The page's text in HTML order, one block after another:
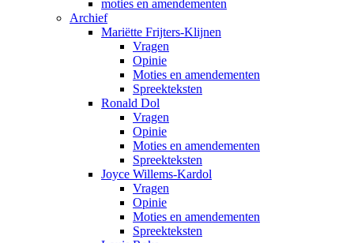
moties en amendementen
Archief
Mariëtte Frijters-Klijnen
Vragen
Opinie
Moties en amendementen
Spreekteksten
Ronald Dol
Vragen
Opinie
Moties en amendementen
Spreekteksten
Joyce Willems-Kardol
Vragen
Opinie
Moties en amendementen
Spreekteksten